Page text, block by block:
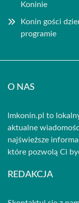
Koninie
Konin gości
programie
O NAS
lmkonin.pl to
aktualne
najświeższe
które pozwolą Ci
REDAKCJA